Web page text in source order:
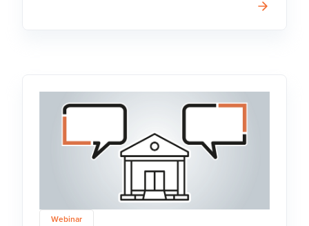
Webinar